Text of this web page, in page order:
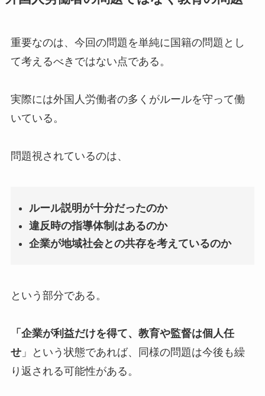
重要なのは、今回の問題を単純に国籍の問題とし
て考えるべきではない点である。
実際には外国人労働者の多くがルールを守って働
いている。
問題視されているのは、
ルール説明が十分だったのか
違反時の指導体制はあるのか
企業が地域社会との共存を考えているのか
という部分である。
「企業が利益だけを得て、教育や監督は個人任
せ」という状態であれば、同様の問題は今後も繰
り返される可能性がある。